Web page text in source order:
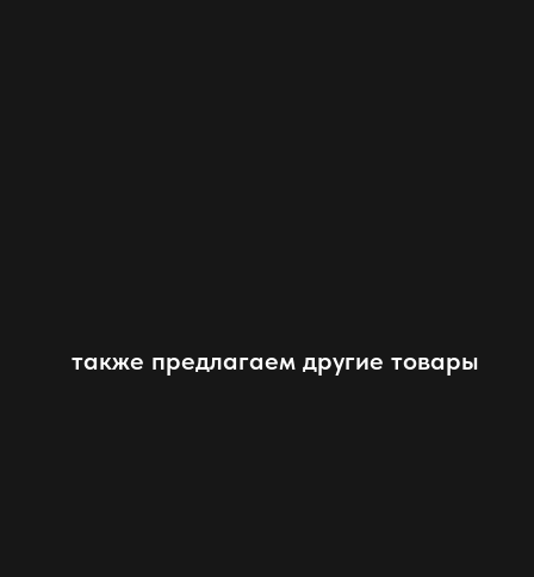
также предлагаем другие товары